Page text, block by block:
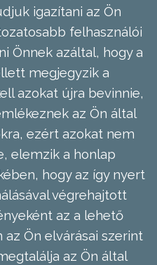
igazítani az Ön
felhasználói
Önnek azáltal, hogy a
megjegyzik a
azokat újra bevinnie,
az Ön által
ezért azokat nem
elemzik a honlap
hogy az így nyert
végrehajtott
az a lehető
Ön elvárásai szerint
az Ön által